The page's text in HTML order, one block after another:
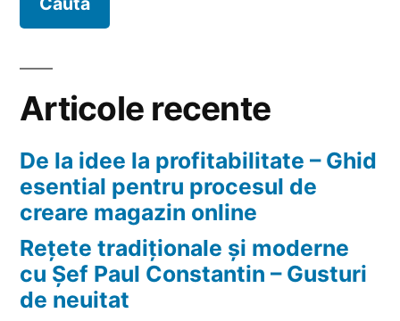
Articole recente
De la idee la profitabilitate – Ghid
esential pentru procesul de
creare magazin online
Rețete tradiționale și moderne
cu Șef Paul Constantin – Gusturi
de neuitat